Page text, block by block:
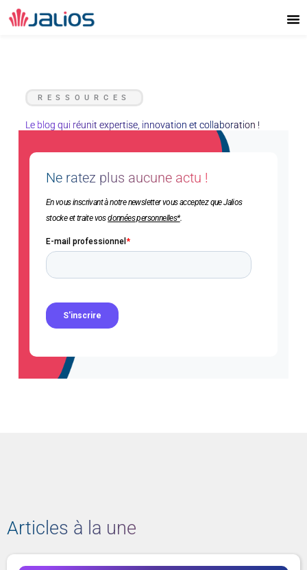
Aller
au
RESSOURCES
Le blog qui réunit expertise, innovation et collaboration !
Ne ratez plus aucune actu !
En vous inscrivant à notre newsletter vous acceptez que Jalios
stocke et traite vosdonnées personnelles*.
Articles à la une